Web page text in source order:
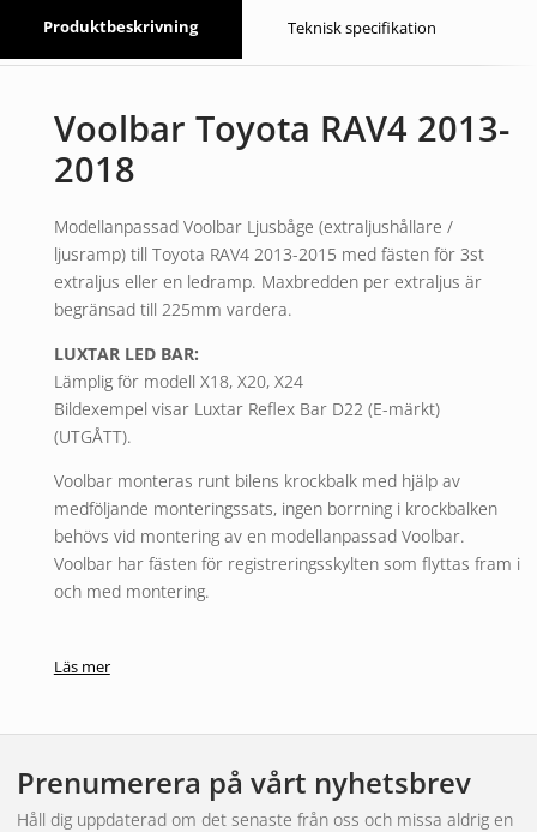
Produktbeskrivning Teknisk specifikation
Voolbar Toyota RAV4 2013-
2018
Modellanpassad Voolbar Ljusbåge (extraljushållare /
ljusramp) till Toyota RAV4 2013-2015 med fästen för 3st
extraljus eller en ledramp. Maxbredden per extraljus är
begränsad till 225mm vardera.
LUXTAR LED BAR:
Lämplig för modell X18, X20, X24
Bildexempel visar Luxtar Reflex Bar D22 (E-märkt)
(UTGÅTT).
Voolbar monteras runt bilens krockbalk med hjälp av
medföljande monteringssats, ingen borrning i krockbalken
behövs vid montering av en modellanpassad Voolbar.
Voolbar har fästen för registreringsskylten som flyttas fram i
och med montering.
Rörets diameter är 60 mm. Extraljus säljes separat.
1st Voolbar ljusbåge i rostfritt
.
Läs mer
Prenumerera på vårt nyhetsbrev
Håll dig uppdaterad om det senaste från oss och missa aldrig en